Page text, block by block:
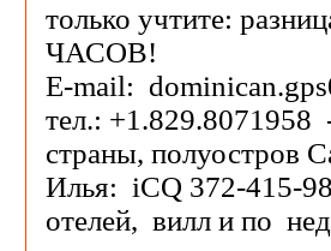
только учтите:
ЧАСОВ!
E-mail:
тел.: +1.829.8071958
страны, полуостров
Илья: iCQ 372-415-
отелей, вилл и по